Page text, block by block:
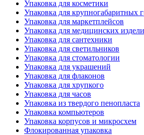
Упаковка для косметики
Упаковка для крупногабаритных
Упаковка для маркетплейсов
Упаковка для медицинских
Упаковка для сантехники
Упаковка для светильников
Упаковка для стоматологии
Упаковка для украшений
Упаковка для флаконов
Упаковка для хрупкого
Упаковка для часов
Упаковка из твердого пенопласта
Упаковка компьютеров
Упаковка корпусов и микросхем
Флокированная упаковка